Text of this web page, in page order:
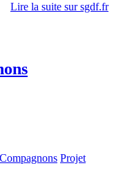
Lire la suite sur sgdf.fr
Compagnons Projet